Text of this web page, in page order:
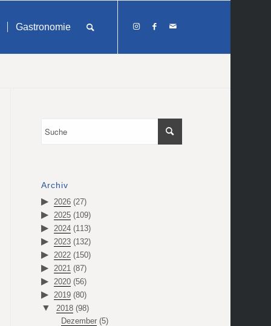
Gastronomie
Archiv
2026 (27)
2025 (109)
2024 (113)
2023 (132)
2022 (150)
2021 (87)
2020 (56)
2019 (80)
2018 (98)
Dezember(5)